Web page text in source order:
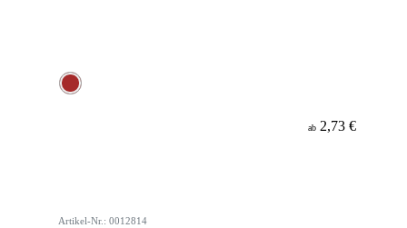
ab 2,73 €
Artikel-Nr.: 0012814